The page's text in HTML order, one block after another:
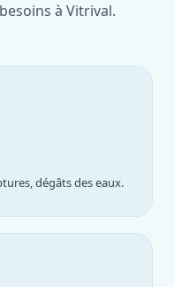
à Vitrival.
dégâts des eaux.